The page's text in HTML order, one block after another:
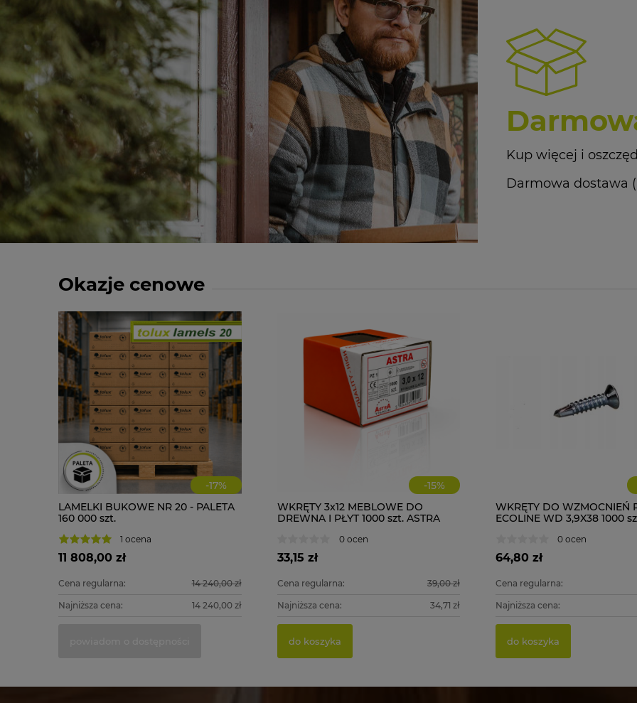
Kup więcej i
Darmowa dostawa
Okazje cenowe
-17%
LAMELKI BUKOWE NR 20 - PALETA
160 000 szt.
1 ocena
11 808,00 zł
Cena regularna: 14 240,00 zł
Najniższa cena: 14 240,00 zł
-15%
WKRĘTY 3x12 MEBLOWE DO
DREWNA I PŁYT 1000 szt. ASTRA
0 ocen
33,15 zł
Cena regularna: 39,00 zł
Najniższa cena: 34,71 zł
do koszyka
WKRĘTY DO WZMOCNIEŃ
ECOLINE WD 3,9X38 1000
0 ocen
64,80 zł
Cena regularna:
Najniższa cena:
do koszyka